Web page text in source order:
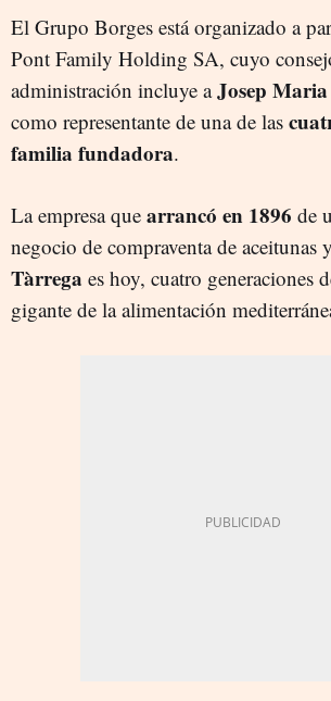
El Grupo Borges está organizado a
Pont Family Holding SA, cuyo
administración incluye aJosep
como representante de una de las
familia fundadora.
La empresa que arrancó en 1896 de
negocio de compraventa de aceitunas
Tàrrega es hoy, cuatro generaciones
gigante de la alimentación